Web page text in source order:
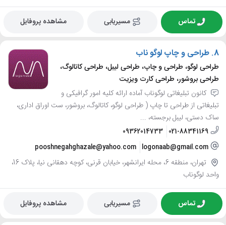
تماس مسیریابی مشاهده پروفایل
8. طراحی و چاپ لوگو ناب
طراحی لوگو، طراحی و چاپ، طراحی لیبل، طراحی کاتالوگ،
طراحی بروشور، طراحی کارت ویزیت
کانون تبلیغاتی لوگوناب آماده ارائه کلیه امور گرافیکی و
تبلیغاتی از طراحی تا چاپ ( طراحی لوگو، کاتالوگ، بروشور، ست اوراق اداری،
ساک دستی، لیبل برجسته، ...
021-88341169
09362014733
logonaab@gmail.com
pooshnegahghazale@yahoo.com
تهران، منطقه 6، محله ایرانشهر، خیابان قرنی، کوچه دهقانی نیا، پلاک 16،
واحد لوگوناب
تماس مسیریابی مشاهده پروفایل